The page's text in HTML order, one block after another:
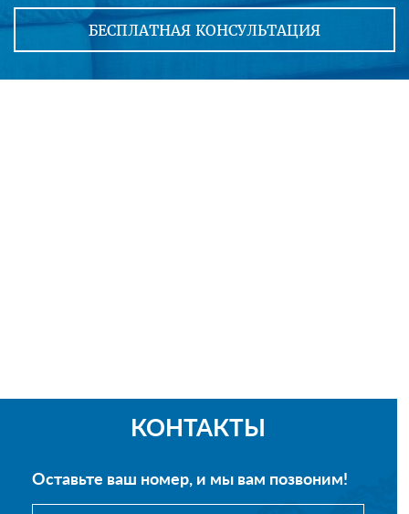
КОНТАКТЫ
Оставьте ваш номер, и мы вам позвоним!